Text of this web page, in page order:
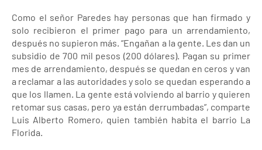
Como el señor Paredes hay personas que han firmado y
solo recibieron el primer pago para un arrendamiento,
después no supieron más. “Engañan a la gente. Les dan un
subsidio de 700 mil pesos (200 dólares). Pagan su primer
mes de arrendamiento, después se quedan en ceros y van
a reclamar a las autoridades y solo se quedan esperando a
que los llamen. La gente está volviendo al barrio y quieren
retomar sus casas, pero ya están derrumbadas”, comparte
Luis Alberto Romero, quien también habita el barrio La
Florida.